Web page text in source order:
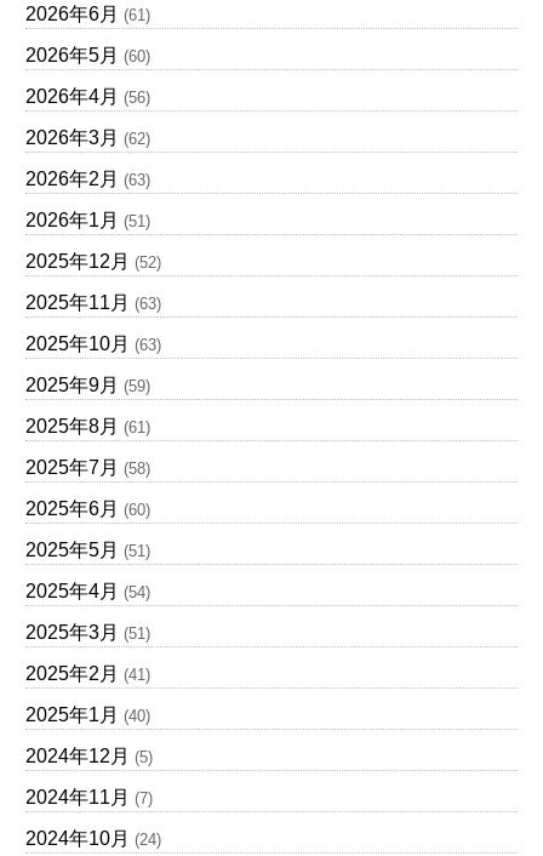
2026年6月 (61)
2026年5月 (60)
2026年4月 (56)
2026年3月 (62)
2026年2月 (63)
2026年1月 (51)
2025年12月 (52)
2025年11月 (63)
2025年10月 (63)
2025年9月 (59)
2025年8月 (61)
2025年7月 (58)
2025年6月 (60)
2025年5月 (51)
2025年4月 (54)
2025年3月 (51)
2025年2月 (41)
2025年1月 (40)
2024年12月 (5)
2024年11月 (7)
2024年10月 (24)